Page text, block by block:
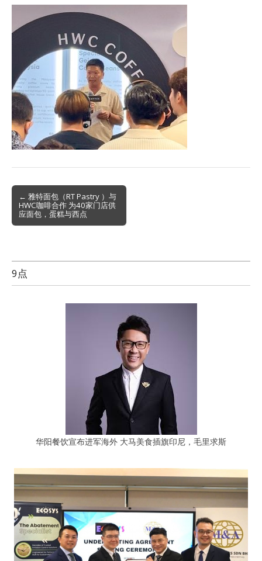
Post
navigation
← 雅特面包（RT Pastry ）与
HWC咖啡合作 为40家门店供
应面包，蛋糕与西点
9点
华阳餐饮宣布进军海外 大马美食插旗印尼，毛里求斯